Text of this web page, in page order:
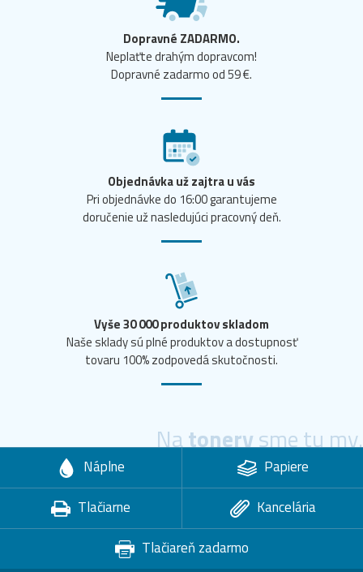
Dopravné ZADARMO.
Neplaťte drahým dopravcom!
Dopravné zadarmo od 59 €.
Objednávka už zajtra u vás
Pri objednávke do 16:00 garantujeme
doručenie už nasledujúci pracovný deň.
Vyše 30 000 produktov skladom
Naše sklady sú plné produktov a dostupnosť
tovaru 100% zodpovedá skutočnosti.
Natonerysme tu my.
Náplne
Papiere
Tlačiarne
Kancelária
Tlačiareň zadarmo